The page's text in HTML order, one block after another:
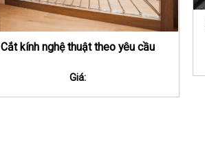
Cắt kính nghệ thuật theo yêu cầu
Giá: